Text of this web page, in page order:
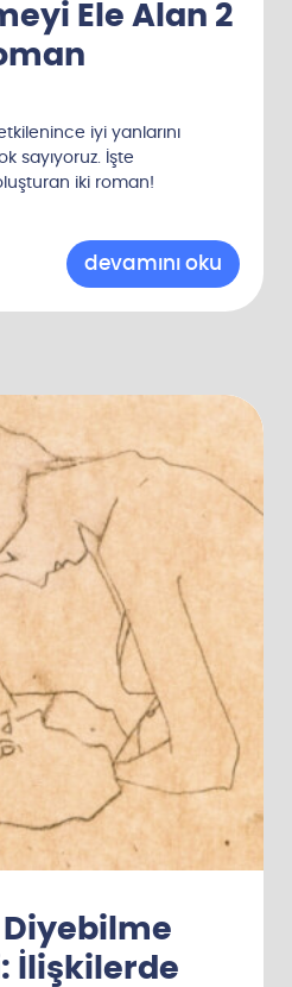
Ele Alan 2
iyi yanlarını
sayıyoruz. İşte
iki roman!
Diyebilme
İlişkilerde